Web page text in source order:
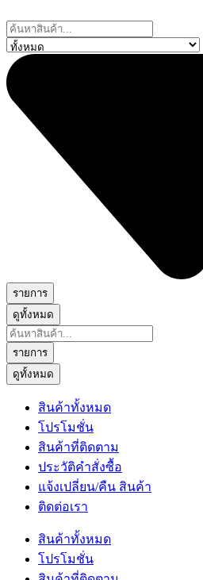
to
content
Search
...
รายการ
ดูทั้งหมด
Search
...
รายการ
ดูทั้งหมด
สินค้าทั้งหมด
โปรโมชั่น
สินค้าที่ติดตาม
ประวัติคำสั่งซื้อ
แจ้งเปลี่ยน/คืน สินค้า
ติดต่อเรา
สินค้าทั้งหมด
โปรโมชั่น